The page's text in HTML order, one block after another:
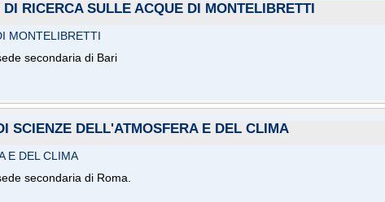
RICERCA SULLE ACQUE DI MONTELIBRETTI
MONTELIBRETTI
secondaria di Bari
SCIENZE DELL'ATMOSFERA E DEL CLIMA
E DEL CLIMA
secondaria di Roma.